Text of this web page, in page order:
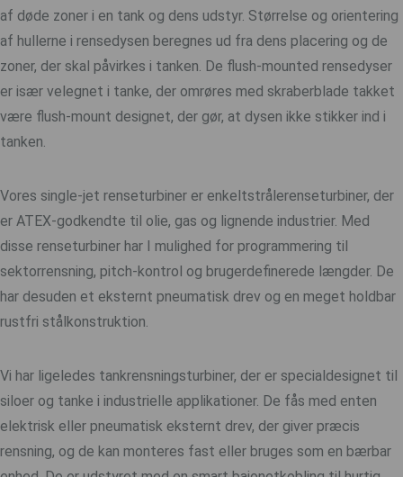
af døde zoner i en tank og dens udstyr. Størrelse og orientering
af hullerne i rensedysen beregnes ud fra dens placering og de
zoner, der skal påvirkes i tanken. De flush-mounted rensedyser
er især velegnet i tanke, der omrøres med skraberblade takket
være flush-mount designet, der gør, at dysen ikke stikker ind i
tanken.
Vores single-jet renseturbiner er enkeltstrålerenseturbiner, der
er ATEX-godkendte til olie, gas og lignende industrier. Med
disse renseturbiner har I mulighed for programmering til
sektorrensning, pitch-kontrol og brugerdefinerede længder. De
har desuden et eksternt pneumatisk drev og en meget holdbar
rustfri stålkonstruktion.
Vi har ligeledes tankrensningsturbiner, der er specialdesignet til
siloer og tanke i industrielle applikationer. De fås med enten
elektrisk eller pneumatisk eksternt drev, der giver præcis
rensning, og de kan monteres fast eller bruges som en bærbar